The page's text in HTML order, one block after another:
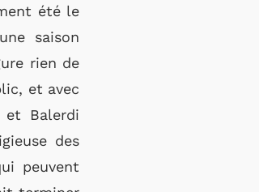
été le
saison
rien de
et avec
Balerdi
des
peuvent